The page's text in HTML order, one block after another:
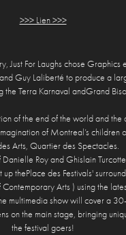
>>> Lien >>>
Just For Laughschose Graphics
Guy Laliberté to produce a
the Terra Karnaval andGrand
of the end of the world and the
of Montreal’s children
Arts, Quartier des Spectacles.
Danielle RoyandGhislain Turcotte
up thePlace des Festivals'
Arts ) using the
multimedia show will cover a
on the main stage, bringing
the festival goers!